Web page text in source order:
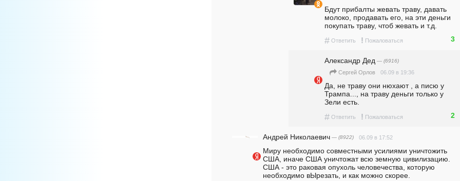
Бдут прибалты жевать траву, давать
молоко, продавать его, на эти деньги
покупать траву, чтоб жевать и т.д.
# Ответить ! Пожаловаться 3
Александр Дед — (6916)
Сергей Орлов 06.09 в 19:36
Да, не траву они нюхают , а писю у
Трампа..., на траву деньги только у
Зели есть.
# Ответить ! Пожаловаться 2
Андрей Николаевич — (8922) 06.09 в 17:52
Миру необходимо совместными усилиями уничтожить
США, иначе США уничтожат всю земную цивилизацию.
США - это раковая опухоль человечества, которую
необходимо вЫрезать, и как можно скорее.